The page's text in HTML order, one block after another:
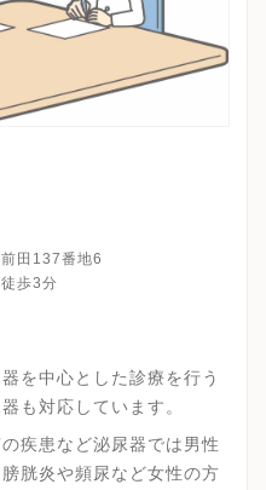
前田137番地6
歩3分
を中心とした診療を行う
も対応しています。
疾患など泌尿器では男性
胱炎や頻尿など女性の方